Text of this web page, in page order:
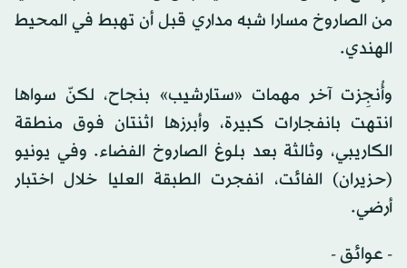
من الصاروخ مسارا شبه مداري قبل أن تهبط في المحيط
الهندي.
وأُنجِزت آخر مهمات «ستارشيب» بنجاح، لكنّ سواها
انتهت بانفجارات كبيرة، وأبرزها اثنتان فوق منطقة
الكاريبي، وثالثة بعد بلوغ الصاروخ الفضاء. وفي يونيو
(حزيران) الفائت، انفجرت الطبقة العليا خلال اختبار
أرضي.
- عوائق -